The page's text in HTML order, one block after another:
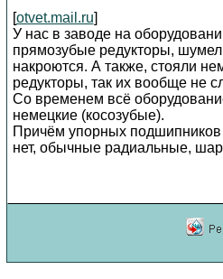
[otvet.mail.ru]
У нас в заводе на
прямозубые редукторы,
накроются. А также, стояли
редукторы, так их вообще не
Со временем всё
немецкие (косозубые).
Причём упорных подшипников
нет, обычные радиальные,